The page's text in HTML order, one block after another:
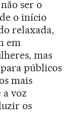
ser o
o início
relaxada,
em
mas
públicos
mais
voz
os